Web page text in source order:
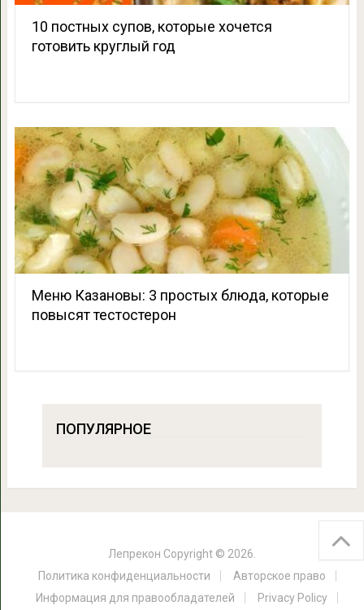
10 постных супов, которые хочется
готовить круглый год
Меню Казановы: 3 простых блюда, которые
повысят тестостерон
ПОПУЛЯРНОЕ
Лепрекон Copyright © 2026.
Политика конфиденциальности
Авторское право
Информация для правообладателей
Privacy Policy